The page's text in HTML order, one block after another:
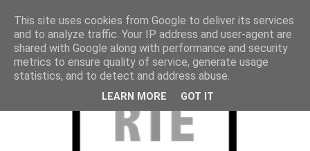
This site uses cookies from Google to deliver its services
and to analyze traffic. Your IP address and user-agent are
shared with Google along with performance and security
metrics to ensure quality of service, generate usage
statistics, and to detect and address abuse.
LEARN MORE GOT IT